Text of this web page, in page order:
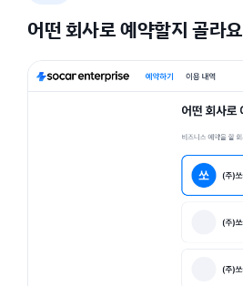
어떤 회사로 예약할지 골라요